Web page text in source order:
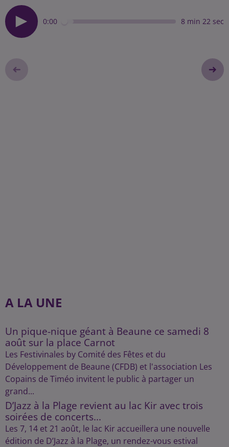
0:00 8 min 22 sec
A LA UNE
Un pique-nique géant à Beaune ce samedi 8
août sur la place Carnot
Les Festivinales by Comité des Fêtes et du
Développement de Beaune (CFDB) et l'association Les
Copains de Timéo invitent le public à partager un
grand...
D’Jazz à la Plage revient au lac Kir avec trois
soirées de concerts...
Les 7, 14 et 21 août, le lac Kir accueillera une nouvelle
édition de D’Jazz à la Plage, un rendez-vous estival